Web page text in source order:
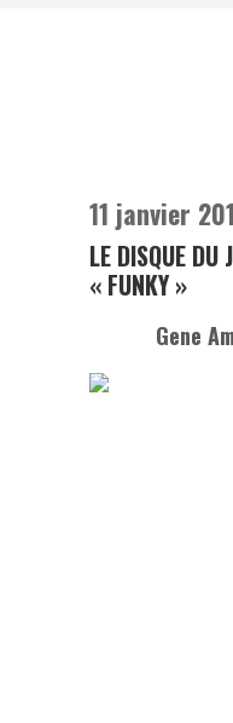
11 janvier
LE DISQUE DU
« FUNKY »
Gene